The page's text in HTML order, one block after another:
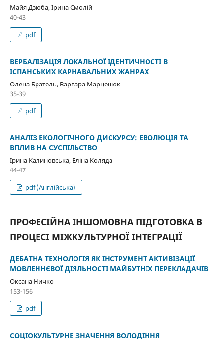
Майя Дзюба, Ірина Смолій
40-43
pdf
ВЕРБАЛІЗАЦІЯ ЛОКАЛЬНОЇ ІДЕНТИЧНОСТІ В
ІСПАНСЬКИХ КАРНАВАЛЬНИХ ЖАНРАХ
Олена Братель, Варвара Марценюк
35-39
pdf
АНАЛІЗ ЕКОЛОГІЧНОГО ДИСКУРСУ: ЕВОЛЮЦІЯ ТА
ВПЛИВ НА СУСПІЛЬСТВО
Ірина Калиновська, Еліна Коляда
44-47
pdf (Англійська)
ПРОФЕСІЙНА ІНШОМОВНА ПІДГОТОВКА В
ПРОЦЕСІ МІЖКУЛЬТУРНОЇ ІНТЕГРАЦІЇ
ДЕБАТНА ТЕХНОЛОГІЯ ЯК ІНСТРУМЕНТ АКТИВІЗАЦІЇ
МОВЛЕННЄВОЇ ДІЯЛЬНОСТІ МАЙБУТНІХ ПЕРЕКЛАДАЧІВ
Оксана Ничко
153-156
pdf
СОЦІОКУЛЬТУРНЕ ЗНАЧЕННЯ ВОЛОДІННЯ